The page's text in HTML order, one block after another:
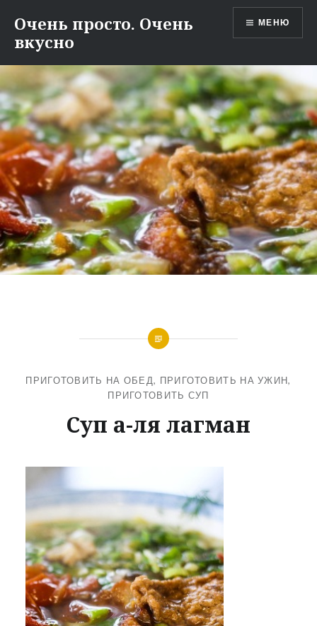
содержимому
Очень просто. Очень
вкусно
МЕНЮ
ПРИГОТОВИТЬ НА ОБЕД, ПРИГОТОВИТЬ НА УЖИН,
ПРИГОТОВИТЬ СУП
Суп а-ля лагман